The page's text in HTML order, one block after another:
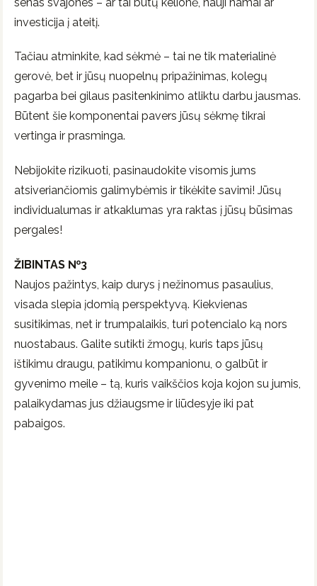
investicija į ateitį.
Tačiau atminkite, kad sėkmė – tai ne tik materialinė
gerovė, bet ir jūsų nuopelnų pripažinimas, kolegų
pagarba bei gilaus pasitenkinimo atliktu darbu jausmas.
Būtent šie komponentai pavers jūsų sėkmę tikrai
vertinga ir prasminga.
Nebijokite rizikuoti, pasinaudokite visomis jums
atsiveriančiomis galimybėmis ir tikėkite savimi! Jūsų
individualumas ir atkaklumas yra raktas į jūsų būsimas
pergales!
ŽIBINTAS №3
Naujos pažintys, kaip durys į nežinomus pasaulius,
visada slepia įdomią perspektyvą. Kiekvienas
susitikimas, net ir trumpalaikis, turi potencialo ką nors
nuostabaus. Galite sutikti žmogų, kuris taps jūsų
ištikimu draugu, patikimu kompanionu, o galbūt ir
gyvenimo meile – tą, kuris vaikščios koja kojon su jumis,
palaikydamas jus džiaugsme ir liūdesyje iki pat
pabaigos.